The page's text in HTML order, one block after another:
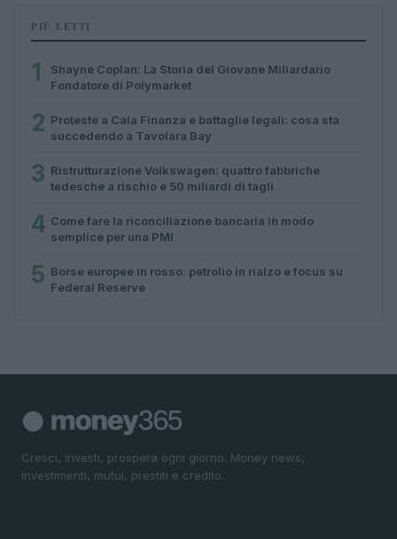
PIÙ LETTI
1
Shayne Coplan: La Storia del Giovane Miliardario
Fondatore di Polymarket
2 Proteste a Cala Finanza e battaglie legali: cosa sta
succedendo a Tavolara Bay
3 Ristrutturazione Volkswagen: quattro fabbriche
tedesche a rischio e 50 miliardi di tagli
4 Come fare la riconciliazione bancaria in modo
semplice per una PMI
5 Borse europee in rosso: petrolio in rialzo e focus su
Federal Reserve
Cresci, investi, prospera ogni giorno. Money news,
investimenti, mutui, prestiti e credito.